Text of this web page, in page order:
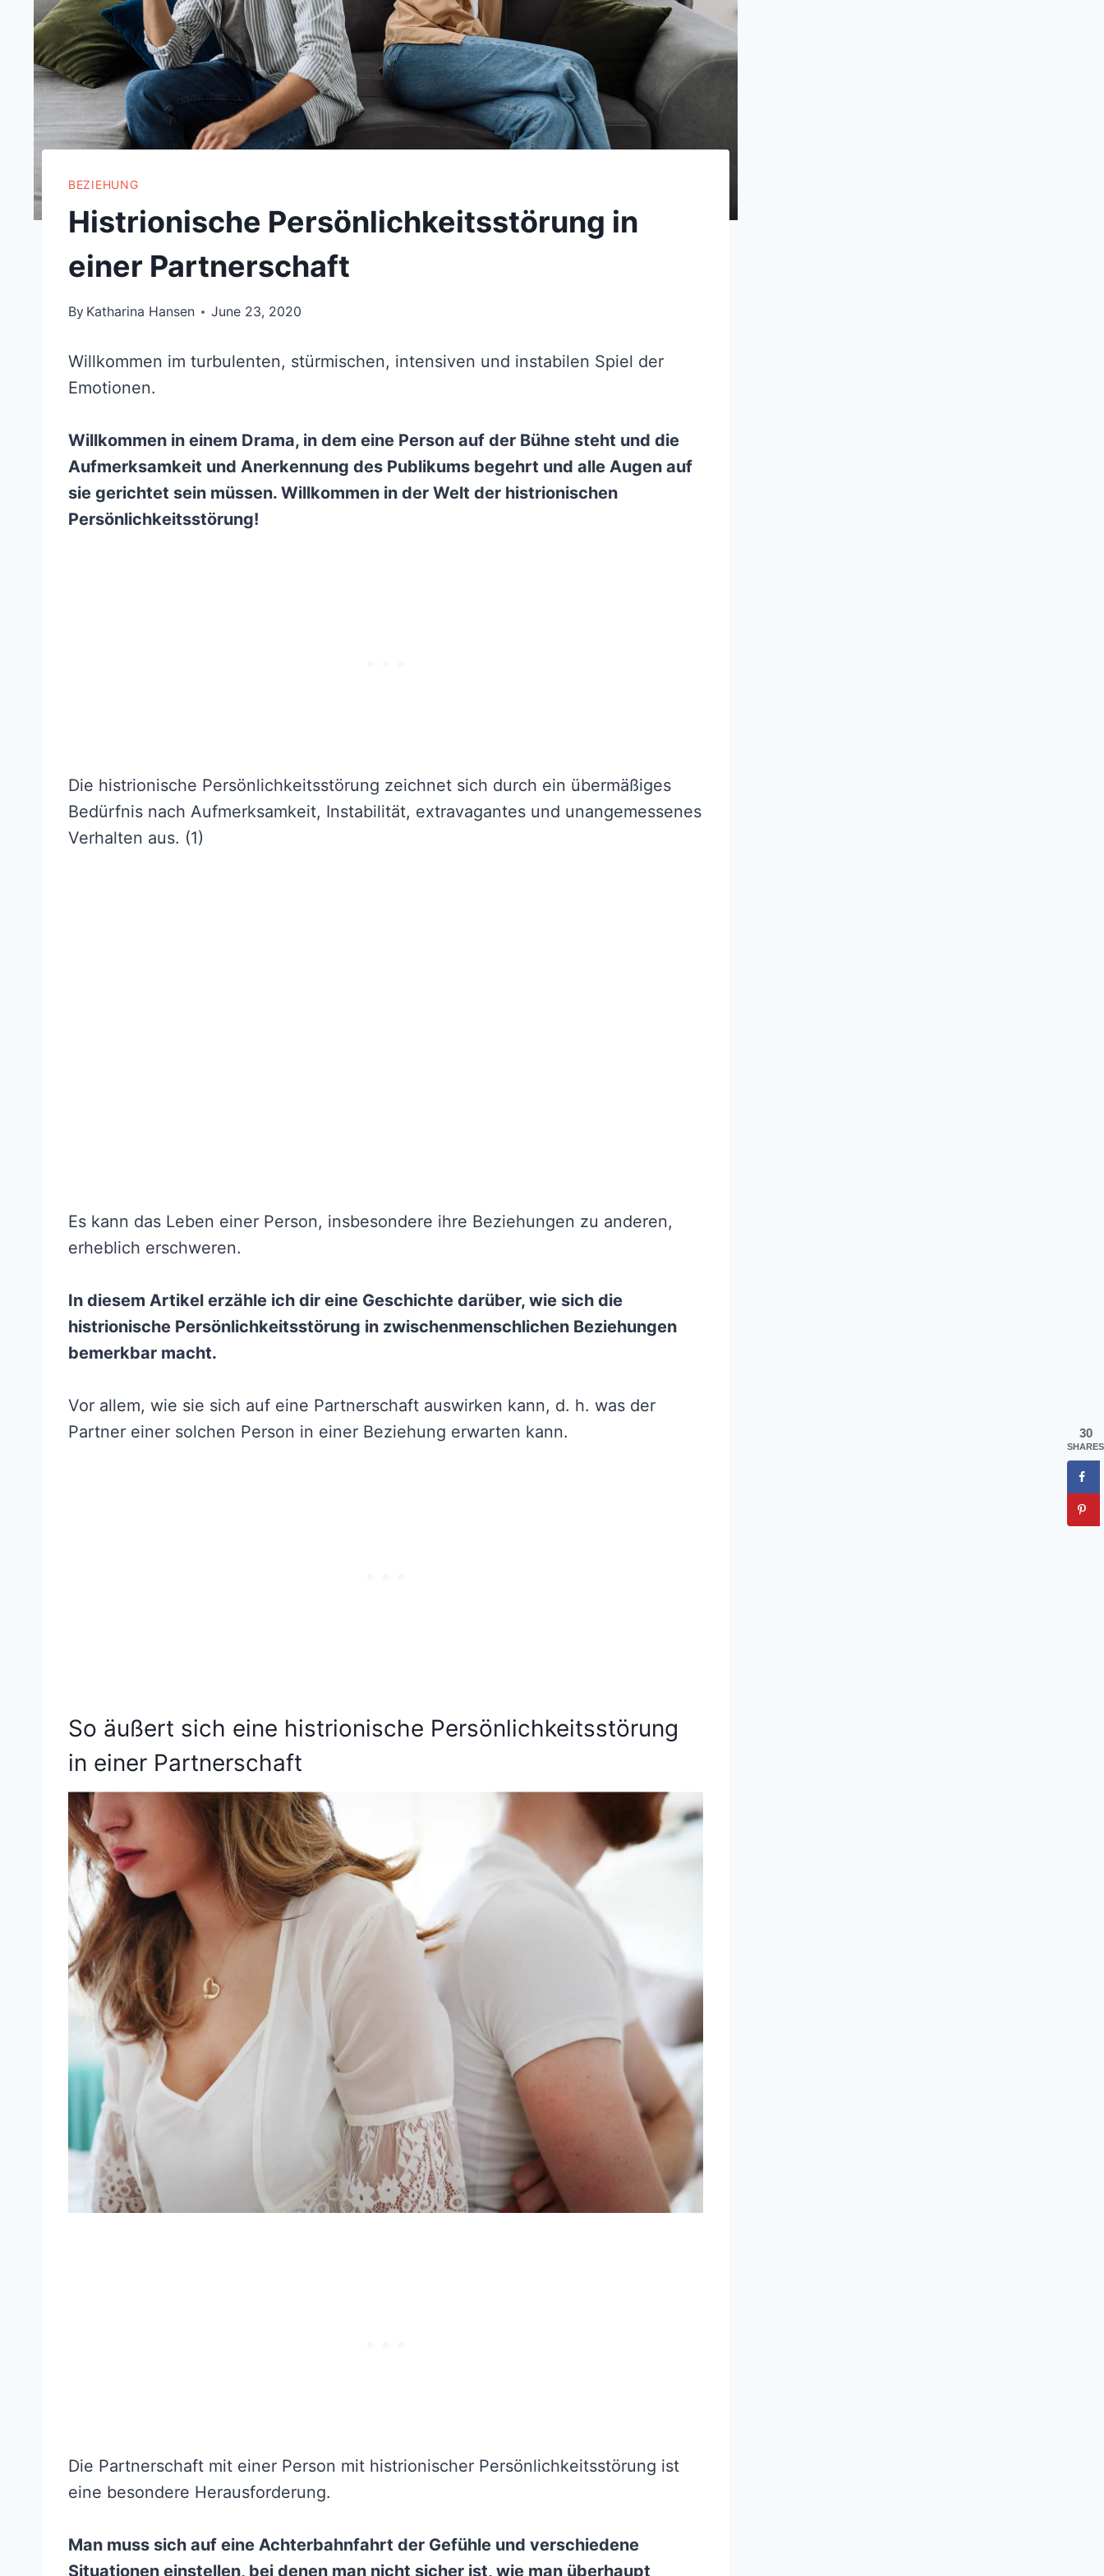
BEZIEHUNG
Histrionische Persönlichkeitsstörung in
einer Partnerschaft
By Katharina Hansen June 23, 2020
Willkommen im turbulenten, stürmischen, intensiven und instabilen Spiel der
Emotionen.
Willkommen in einem Drama, in dem eine Person auf der Bühne steht und die
Aufmerksamkeit und Anerkennung des Publikums begehrt und alle Augen auf
sie gerichtet sein müssen. Willkommen in der Welt der histrionischen
Persönlichkeitsstörung!
Die histrionische Persönlichkeitsstörung zeichnet sich durch ein übermäßiges
Bedürfnis nach Aufmerksamkeit, Instabilität, extravagantes und unangemessenes
Verhalten aus. (1)
Es kann das Leben einer Person, insbesondere ihre Beziehungen zu anderen,
erheblich erschweren.
In diesem Artikel erzähle ich dir eine Geschichte darüber, wie sich die
histrionische Persönlichkeitsstörung in zwischenmenschlichen Beziehungen
bemerkbar macht.
Vor allem, wie sie sich auf eine Partnerschaft auswirken kann, d. h. was der
Partner einer solchen Person in einer Beziehung erwarten kann.
So äußert sich eine histrionische Persönlichkeitsstörung
in einer Partnerschaft
Die Partnerschaft mit einer Person mit histrionischer Persönlichkeitsstörung ist
eine besondere Herausforderung.
Man muss sich auf eine Achterbahnfahrt der Gefühle und verschiedene
Situationen einstellen, bei denen man nicht sicher ist, wie man überhaupt
30
SHARES